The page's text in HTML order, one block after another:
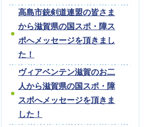
高島市銃剣道連盟の皆さま
から滋賀県の国スポ・障ス
ポへメッセージを頂きまし
た！
ヴィアベンテン滋賀のお二
人から滋賀県の国スポ・障
スポへメッセージを頂きま
した！